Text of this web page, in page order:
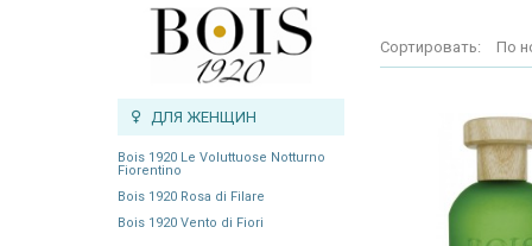
ДЛЯ ЖЕНЩИН
Bois 1920 Le Voluttuose Notturno
Fiorentino
Bois 1920 Rosa di Filare
Bois 1920 Vento di Fiori
Сортировать: По